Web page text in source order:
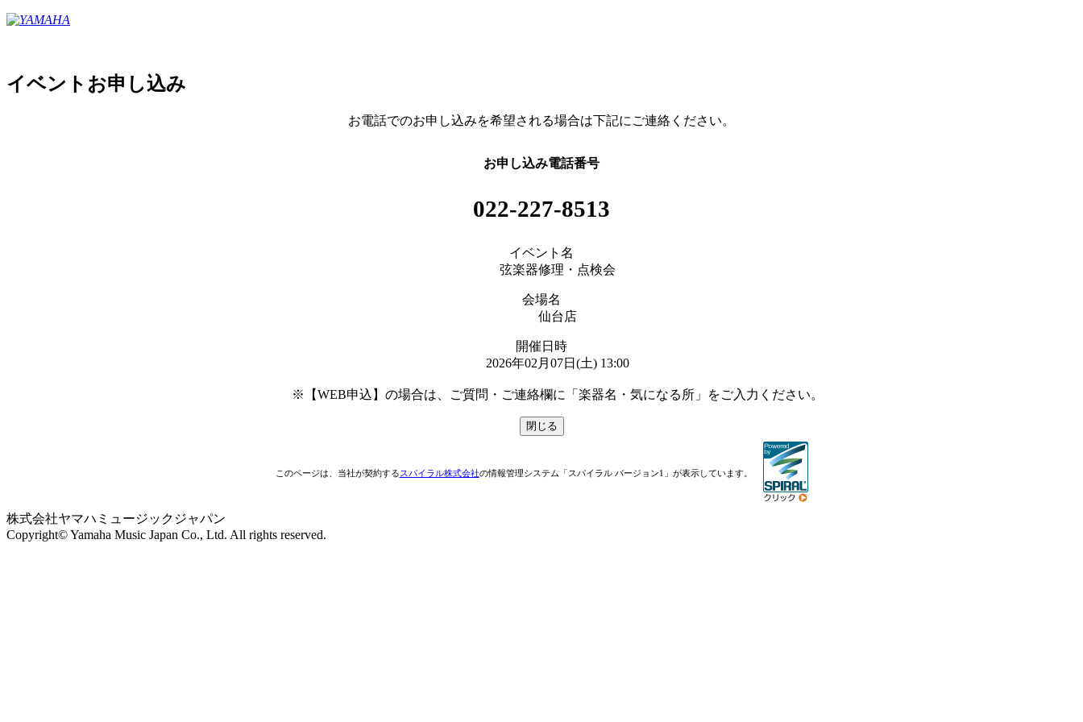
イベントお申し込み
お電話でのお申し込みを希望される場合は下記にご連絡ください。
お申し込み電話番号
022-227-8513
イベント名
弦楽器修理・点検会
会場名
仙台店
開催日時
2026年02月07日(土) 13:00
※【WEB申込】の場合は、ご質問・ご連絡欄に「楽器名・気になる所」をご入力ください。
このページは、当社が契約するスパイラル株式会社の情報管理システム「スパイラル バージョン1」が表示しています。
株式会社ヤマハミュージックジャパン
Copyright© Yamaha Music Japan Co., Ltd. All rights reserved.